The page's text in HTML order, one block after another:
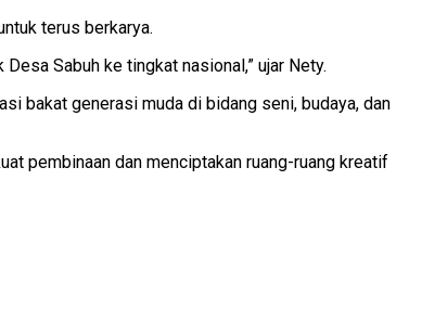
terus berkarya.
Sabuh ke tingkat nasional,” ujar Nety.
bakat generasi muda di bidang seni, budaya, dan
pembinaan dan menciptakan ruang-ruang kreatif